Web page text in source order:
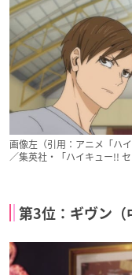
画像左（引用：アニメ「ハ
／集英社・「ハイキュー!!
第3位：ギヴン（